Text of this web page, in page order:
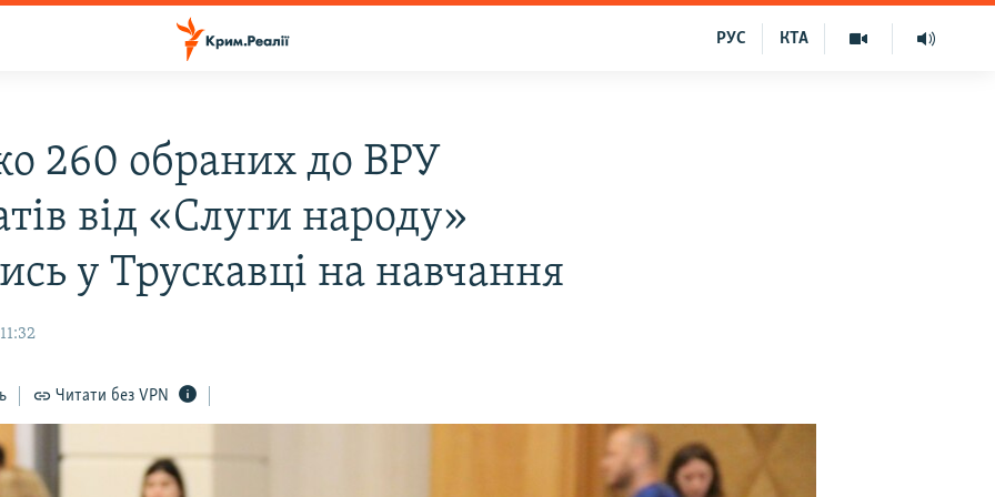
КТА
РУС
260 обраних до ВРУ
від «Слуги народу»
у Трускавці на навчання
Читати без VPN